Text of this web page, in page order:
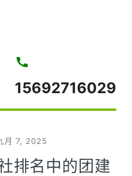
15692716029
月 7, 2025
排名中的团建